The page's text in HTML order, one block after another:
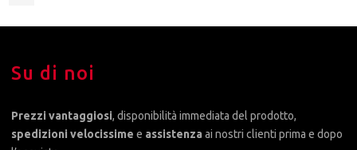
Su di noi
Prezzi vantaggiosi, disponibilità immediata del prodotto,
spedizioni velocissime e assistenza ai nostri clienti prima e dopo